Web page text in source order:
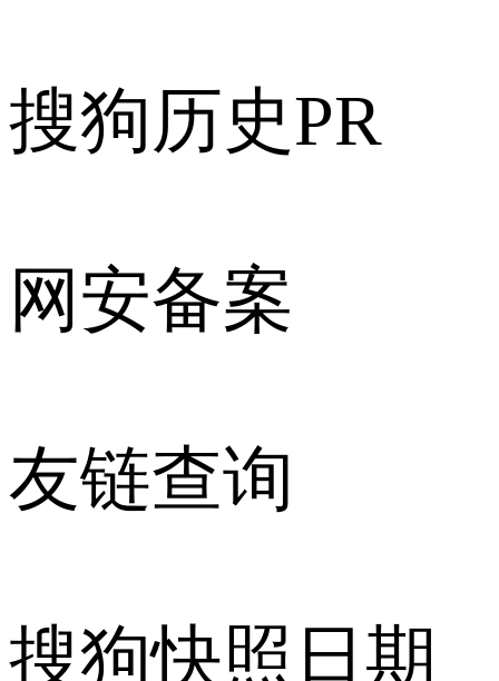
搜狗历史PR
网安备案
友链查询
搜狗快照日期